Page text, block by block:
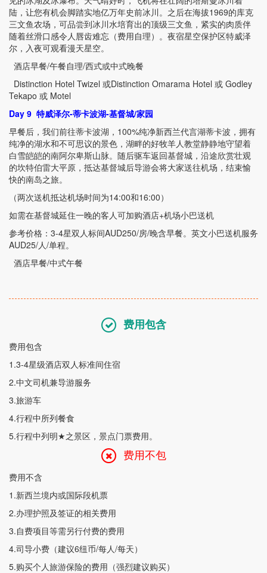
陆，让您有机会脚踏实地亿万年史前冰川。之后在海拔1969的库克
三文鱼农场，可品尝到冰川水培育出的顶级三文鱼，紧实的肉质伴
随着丝滑口感令人唇齿难忘（费用自理）。夜宿星空保护区特威泽
尔，入夜可观看漫天星空。
酒店早餐/午餐自理/西式或中式晚餐
Distinction Hotel Twizel 或Distinction Omarama Hotel 或 Godley
Tekapo 或 Motel
Day 9 特威泽尔-蒂卡波湖-基督城/家园
早餐后，我们前往蒂卡波湖， 100%纯净新西兰代言湖蒂卡波，拥有
纯净的湖水和不可思议的景色，湖畔的好牧羊人教堂静静地守望着
白雪皑皑的南阿尔卑斯山脉。随后驱车返回基督城，沿途欣赏壮观
的坎特伯雷大平原，抵达基督城后导游会将大家送往机场，结束愉
快的南岛之旅。
（两次送机抵达机场时间为14:00和16:00）
如需在基督城延住一晚的客人可加购酒店+机场小巴送机
参考价格： 3-4星双人标间AUD250/房/晚含早餐。英文小巴送机服务
AUD25/人/单程。
酒店早餐/中式午餐
费用包含
费用包含
1.3-4星级酒店双人标准间住宿
2.中文司机兼导游服务
3.旅游车
4.行程中所列餐食
5.行程中列明★之景区，景点门票费用。
费用不包
费用不含
1.新西兰境内或国际段机票
2.办理护照及签证的相关费用
3.自费项目等需另行付费的费用
4.司导小费（建议6纽币/每人/每天）
5.购买个人旅游保险的费用（强烈建议购买）